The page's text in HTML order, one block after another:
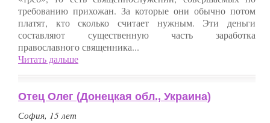
требованию прихожан. За которые они обычно потом
платят, кто сколько считает нужным. Эти деньги
составляют существенную часть заработка
православного священника...
Читать дальше
Отец Олег (Донецкая обл., Украина)
София, 15 лет